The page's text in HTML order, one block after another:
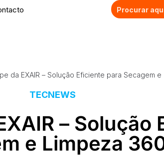
da EXAIR – Solução Eficiente para Secagem
TECNEWS
– Solução
e Limpeza